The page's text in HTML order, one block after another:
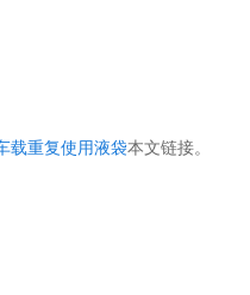
载重复使用液袋本文链接。